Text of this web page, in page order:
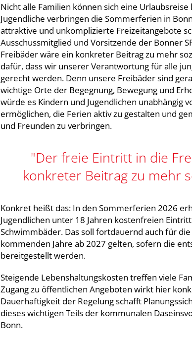
Nicht alle Familien können sich eine
Jugendliche verbringen die Sommerferien in
attraktive und unkomplizierte Freizeitangebote
Ausschussmitglied und Vorsitzende der Bonner
Freibäder wäre ein konkreter Beitrag zu mehr
dafür, dass wir unserer Verantwortung für alle
gerecht werden. Denn unsere Freibäder sind
wichtige Orte der Begegnung, Bewegung und
würde es Kindern und Jugendlichen unabhängig
ermöglichen, die Ferien aktiv zu gestalten und
und Freunden zu verbringen.
"Der freie Eintritt in die
konkreter Beitrag zu mehr
Konkret heißt das: In den Sommerferien 2026
Jugendlichen unter 18 Jahren kostenfreien
Schwimmbäder. Das soll fortdauernd auch für
kommenden Jahre ab 2027 gelten, sofern die
bereitgestellt werden.
Steigende Lebenshaltungskosten treffen viele
Zugang zu öffentlichen Angeboten wirkt hier
Dauerhaftigkeit der Regelung schafft
dieses wichtigen Teils der kommunalen
Bonn.